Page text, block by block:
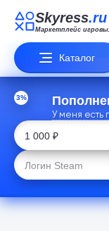
Skyress.ru
Маркетплейс
Каталог
3%
У меня есть